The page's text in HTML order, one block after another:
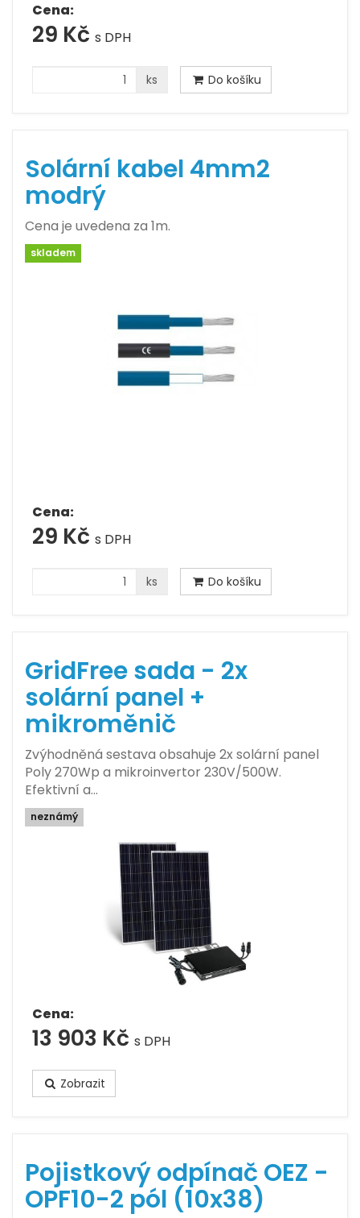
Cena:
29 Kč s DPH
ks Do košíku
Solární kabel 4mm2
modrý
Cena je uvedena za 1m.
skladem
Cena:
29 Kč s DPH
ks Do košíku
GridFree sada - 2x
solární panel +
mikroměnič
Zvýhodněná sestava obsahuje 2x solární panel
Poly 270Wp a mikroinvertor 230V/500W.
Efektivní a…
neznámý
Cena:
13 903 Kč s DPH
Zobrazit
Pojistkový odpínač OEZ -
OPF10-2 pól (10x38)